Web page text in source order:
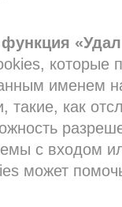
которые
именем
такие, как
с входом
может